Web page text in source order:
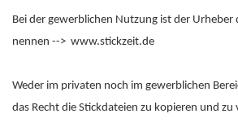
Bei der gewerblichen Nutzung ist der Urheber
nennen --> www.stickzeit.de
Weder im privaten noch im gewerblichen
das Recht die Stickdateien zu kopieren und zu